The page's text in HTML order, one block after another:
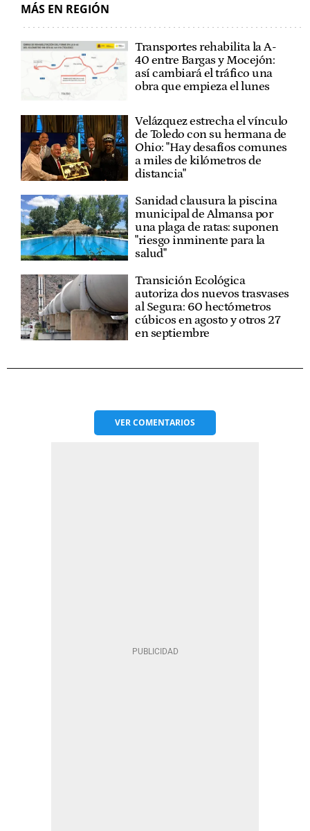
MÁS EN REGIÓN
Transportes rehabilita la A-
40 entre Bargas y Mocejón:
así cambiará el tráfico una
obra que empieza el lunes
Velázquez estrecha el vínculo
de Toledo con su hermana de
Ohio: "Hay desafíos comunes
a miles de kilómetros de
distancia"
Sanidad clausura la piscina
municipal de Almansa por
una plaga de ratas: suponen
"riesgo inminente para la
salud"
Transición Ecológica
autoriza dos nuevos trasvases
al Segura: 60 hectómetros
cúbicos en agosto y otros 27
en septiembre
VERCOMENTARIOS